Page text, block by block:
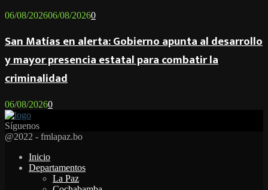
06/08/202606/08/20260
San Matías en alerta: Gobierno apunta al desarrollo
y mayor presencia estatal para combatir la
criminalidad
06/08/20260
Síguenos
Facebook
Twitter
Instagram
Youtube
Email
Twitch
Whatsapp
@2022 - fmlapaz.bo
Inicio
Departamentos
La Paz